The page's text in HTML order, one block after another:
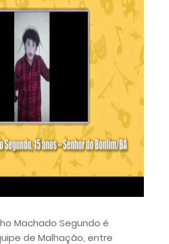
Machado Segundo é
de Malhação, entre